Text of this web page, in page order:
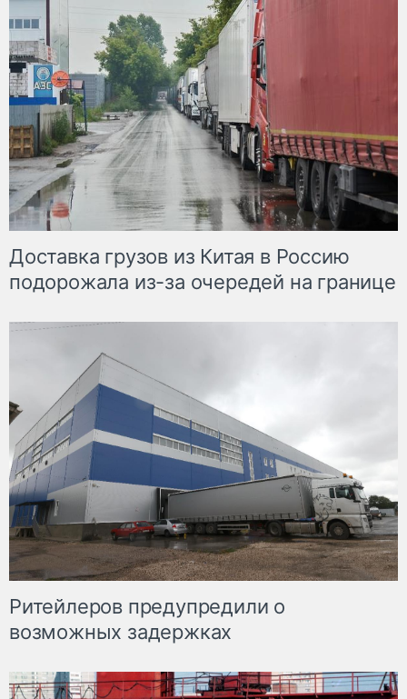
Доставка грузов из Китая в Россию
подорожала из-за очередей на границе
Ритейлеров предупредили о
возможных задержках